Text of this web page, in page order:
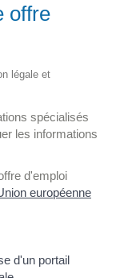
offre
légale et
spécialisés
les informations
d'emploi
européenne
d'un portail